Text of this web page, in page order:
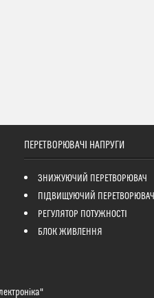
ПЕРЕТВОРЮВАЧІ НАПРУГИ
ЗНИЖУЮЧИЙ ПЕРЕТВОРЮВАЧ
ПІДВИЩУЮЧИЙ ПЕРЕТВОРЮВАЧ
РЕГУЛЯТОР ПОТУЖНОСТІ
БЛОК ЖИВЛЕННЯ